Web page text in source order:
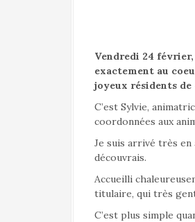
Vendredi 24
exactement au
joyeux résidents
C’est Sylvie,
coordonnées aux
Je suis arrivé très
découvrais.
Accueilli
titulaire, qui très
C’est plus simple